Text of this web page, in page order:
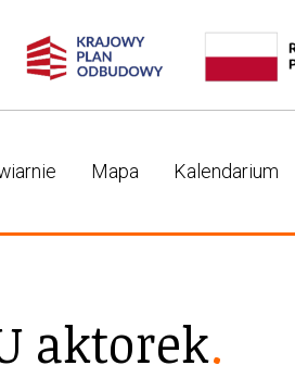
Mapa Kalendarium
aktorek